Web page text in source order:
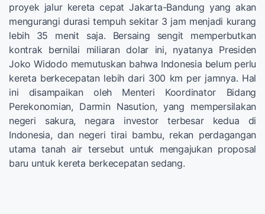
proyek jalur kereta cepat Jakarta-Bandung yang akan
mengurangi durasi tempuh sekitar 3 jam menjadi kurang
lebih 35 menit saja. Bersaing sengit memperbutkan
kontrak bernilai miliaran dolar ini, nyatanya Presiden
Joko Widodo memutuskan bahwa Indonesia belum perlu
kereta berkecepatan lebih dari 300 km per jamnya. Hal
ini disampaikan oleh Menteri Koordinator Bidang
Perekonomian, Darmin Nasution, yang mempersilakan
negeri sakura, negara investor terbesar kedua di
Indonesia, dan negeri tirai bambu, rekan perdagangan
utama tanah air tersebut untuk mengajukan proposal
baru untuk kereta berkecepatan sedang.